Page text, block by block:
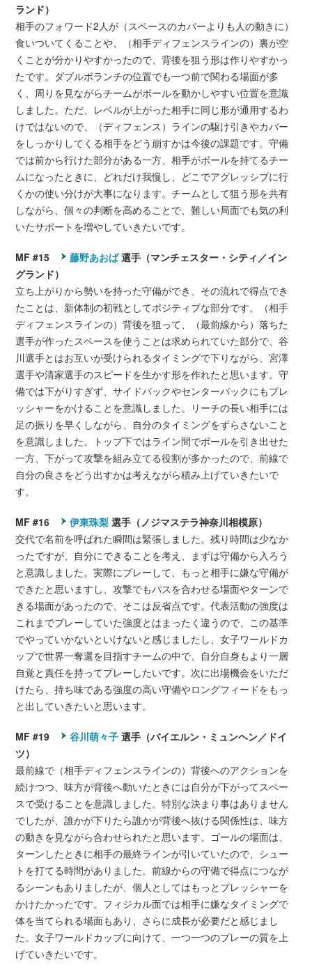
ランド）
相手のフォワード2人が（スペースのカバーよりも人の動きに）
食いついてくることや、（相手ディフェンスラインの）裏が空
くことが分かりやすかったので、背後を狙う形は作りやすかっ
たです。ダブルボランチの位置でも一つ前で関わる場面が多
く、周りを見ながらチームがボールを動かしやすい位置を意識
しました。ただ、レベルが上がった相手に同じ形が通用するわ
けではないので、（ディフェンス）ラインの駆け引きやカバー
をしっかりしてくる相手をどう崩すかは今後の課題です。守備
では前から行けた部分がある一方、相手がボールを持てるチー
ムになったときに、どれだけ我慢し、どこでアグレッシブに行
くかの使い分けが大事になります。チームとして狙う形を共有
しながら、個々の判断を高めることで、難しい局面でも気の利
いたサポートを増やしていきたいです。
MF #15 藤野あおば選手（マンチェスター・シティ／イン
グランド）
立ち上がりから勢いを持った守備ができ、その流れで得点でき
たことは、新体制の初戦としてポジティブな部分です。（相手
ディフェンスラインの）背後を狙って、（最前線から）落ちた
選手が作ったスペースを使うことは求められていた部分で、谷
川選手とはお互いが受けられるタイミングで下りながら、宮澤
選手や清家選手のスピードを生かす形を作れたと思います。守
備では下がりすぎず、サイドバックやセンターバックにもプレ
ッシャーをかけることを意識しました。リーチの長い相手には
足の振りを早くしながら、自分のタイミングをずらさないこと
を意識しました。トップ下ではライン間でボールを引き出せた
一方、下がって攻撃を組み立てる役割が多かったので、前線で
自分の良さをどう出すかは考えながら積み上げていきたいで
す。
MF #16 伊東珠梨 選手（ノジマステラ神奈川相模原）
交代で名前を呼ばれた瞬間は緊張しました。残り時間は少なか
ったですが、自分にできることを考え、まずは守備から入ろう
と意識しました。実際にプレーして、もっと相手に嫌な守備が
できたと思いますし、攻撃でもパスを合わせる場面やターンで
きる場面があったので、そこは反省点です。代表活動の強度は
これまでプレーしていた強度とはまったく違うので、この基準
でやっていかないといけないと感じましたし、女子ワールドカ
ップで世界一奪還を目指すチームの中で、自分自身もより一層
自覚と責任を持ってプレーしたいです。次に出場機会をいただ
けたら、持ち味である強度の高い守備やロングフィードをもっ
と出していきたいと思います。
MF #19 谷川萌々子 選手（バイエルン・ミュンヘン／ドイ
ツ）
最前線で（相手ディフェンスラインの）背後へのアクションを
続けつつ、味方が背後へ動いたときには自分が下がってスペー
スで受けることを意識しました。特別な決まり事はありません
でしたが、誰かが下りたら誰かが背後へ抜ける関係性は、味方
の動きを見ながら合わせられたと思います。ゴールの場面は、
ターンしたときに相手の最終ラインが引いていたので、シュー
トを打てる時間がありました。前線からの守備で得点につなが
るシーンもありましたが、個人としてはもっとプレッシャーを
かけたかったです。フィジカル面では相手に嫌なタイミングで
体を当てられる場面もあり、さらに成長が必要だと感じまし
た。女子ワールドカップに向けて、一つ一つのプレーの質を上
げていきたいです。